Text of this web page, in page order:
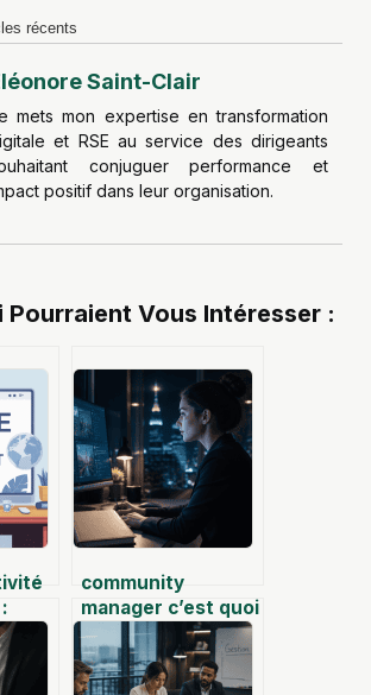
récents
Saint-Clair
mets mon expertise en transformation
et RSE au service des dirigeants
conjuguer performance et
positif dans leur organisation.
Pourraient Vous Intéresser :
à
community
manager c’est quoi